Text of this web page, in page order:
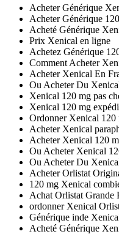
Acheter Générique
Acheter Générique
Acheté Générique
Prix Xenical en ligne
Achetez Générique
Comment Acheter
Acheter Xenical En
Ou Acheter Du
Xenical 120 mg pas
Xenical 120 mg
Ordonner Xenical 120
Acheter Xenical
Acheter Xenical 120
Ou Acheter Xenical
Ou Acheter Du
Acheter Orlistat
120 mg Xenical
Achat Orlistat Grande
ordonner Xenical
Générique inde
Acheté Générique